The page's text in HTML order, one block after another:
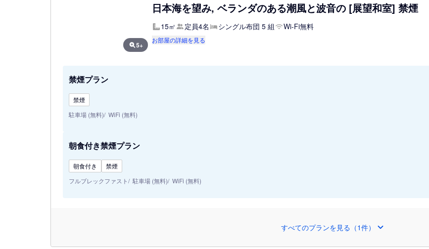
5+
日本海を望み, ベランダのある潮風と波音の [展望和室] 禁煙
15㎡ 定員4名 シングル布団 5 組 Wi-Fi無料
お部屋の詳細を見る
禁煙プラン
禁煙
駐車場 (無料) WiFi (無料)
朝食付き禁煙プラン
朝食付き
禁煙
フルブレックファスト
駐車場 (無料) WiFi (無料)
すべてのプランを見る（1件）